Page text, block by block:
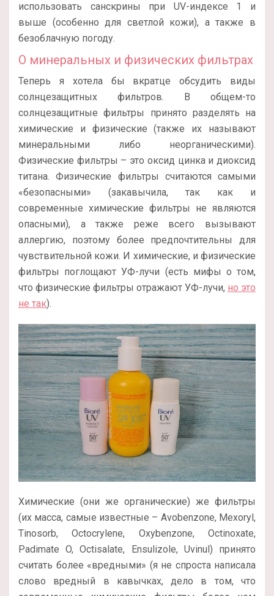
использовать санскрины при UV-индексе 1 и
выше (особенно для светлой кожи), а также в
безоблачную погоду.
О минеральных и физических фильтрах
Теперь я хотела бы вкратце обсудить виды
солнцезащитных фильтров. В общем-то
солнцезащитные фильтры принято разделять на
химические и физические (также их называют
минеральными либо неорганическими).
Физические фильтры – это оксид цинка и диоксид
титана. Физические фильтры считаются самыми
«безопасными» (закавычила, так как и
современные химические фильтры не являются
опасными), а также реже всего вызывают
аллергию, поэтому более предпочтительны для
чувствительной кожи. И химические, и физические
фильтры поглощают УФ-лучи (есть мифы о том,
что физические фильтры отражают УФ-лучи, но это
не так).
Химические (они же органические) же фильтры
(их масса, самые известные – Avobenzone, Mexoryl,
Tinosorb, Octocrylene, Oxybenzone, Octinoxate,
Padimate O, Octisalate, Ensulizole, Uvinul) принято
считать более «вредными» (я не спроста написала
слово вредный в кавычках, дело в том, что